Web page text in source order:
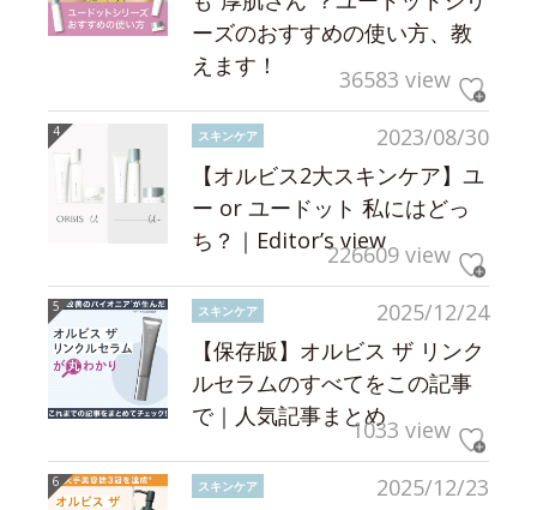
ーズのおすすめの使い方、教
えます！
36583 view
2023/08/30
スキンケア
【オルビス2大スキンケア】ユ
ー or ユードット 私にはどっ
ち？｜Editor’s view226609 view
2025/12/24
スキンケア
【保存版】オルビス ザ リンク
ルセラムのすべてをこの記事
で｜人気記事まとめ1033 view
2025/12/23
スキンケア